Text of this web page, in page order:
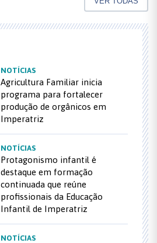
NOTÍCIAS
Agricultura Familiar inicia
programa para fortalecer
produção de orgânicos em
Imperatriz
NOTÍCIAS
Protagonismo infantil é
destaque em formação
continuada que reúne
profissionais da Educação
Infantil de Imperatriz
NOTÍCIAS